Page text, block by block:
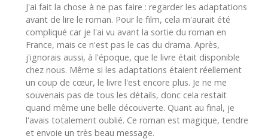
J'ai fait la chose à ne pas faire : regarder les adaptations
avant de lire le roman. Pour le film, cela m'aurait été
compliqué car je l'ai vu avant la sortie du roman en
France, mais ce n'est pas le cas du drama. Après,
j'ignorais aussi, à l'époque, que le livre était disponible
chez nous. Même si les adaptations étaient réellement
un coup de cœur, le livre l'est encore plus. Je ne me
souvenais pas de tous les détails, donc cela restait
quand même une belle découverte. Quant au final, je
l'avais totalement oublié. Ce roman est magique, tendre
et envoie un très beau message.